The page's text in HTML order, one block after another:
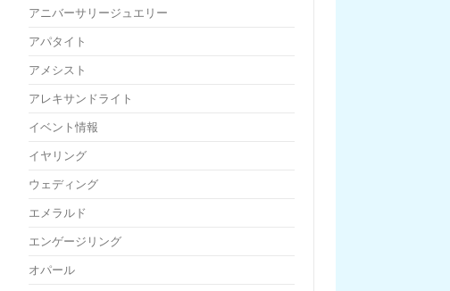
アニバーサリージュエリー
アパタイト
アメシスト
アレキサンドライト
イベント情報
イヤリング
ウェディング
エメラルド
エンゲージリング
オパール